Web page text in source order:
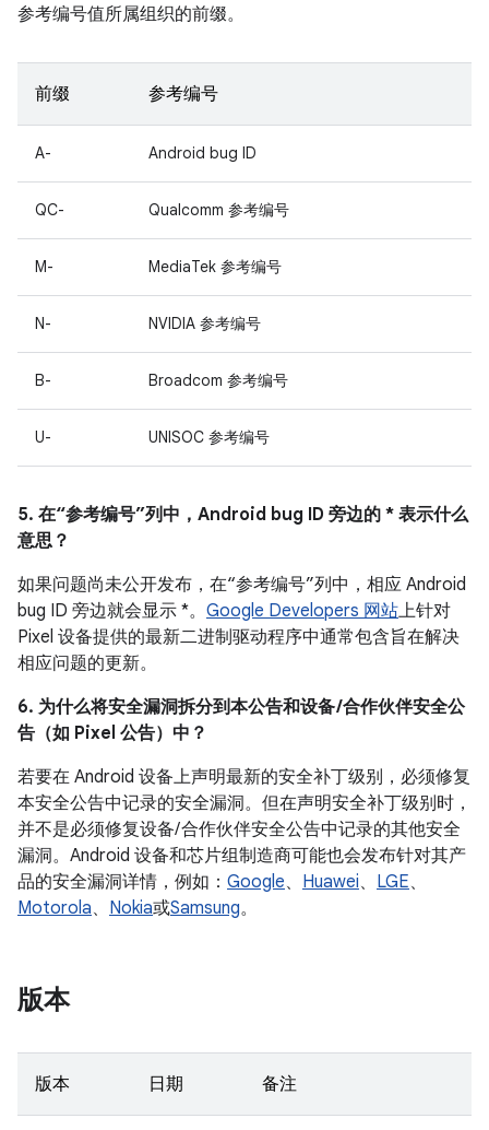
参考编号值所属组织的前缀。
前缀 参考编号
A- Android bug ID
QC- Qualcomm 参考编号
M- MediaTek 参考编号
N- NVIDIA 参考编号
B- Broadcom 参考编号
U- UNISOC 参考编号
5. 在“参考编号”列中，Android bug ID 旁边的 * 表示什么
意思？
如果问题尚未公开发布，在“参考编号”列中，相应 Android
bug ID 旁边就会显示 *。 Google Developers 网站上针对
Pixel 设备提供的最新二进制驱动程序中通常包含旨在解决
相应问题的更新。
6. 为什么将安全漏洞拆分到本公告和设备 /合作伙伴安全公
告（如 Pixel 公告）中？
若要在 Android 设备上声明最新的安全补丁级别，必须修复
本安全公告中记录的安全漏洞。但在声明安全补丁级别时，
并不是必须修复设备/ 合作伙伴安全公告中记录的其他安全
漏洞。Android 设备和芯片组制造商可能也会发布针对其产
品的安全漏洞详情，例如： Google、 Huawei、 LGE、
Motorola、 Nokia或Samsung。
版本
版本 日期 备注